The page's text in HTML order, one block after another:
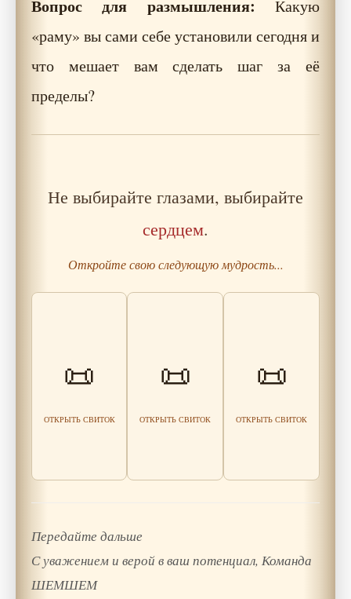
Вопрос для размышления: Какую
«раму» вы сами себе установили сегодня и
что мешает вам сделать шаг за её
пределы?
Не выбирайте глазами, выбирайте
сердцем.
Откройте свою следующую мудрость...
📜
ОТКРЫТЬ СВИТОК
перестать жить
прошлым? 📜
ОТКРЫТЬ СВИТОК
услышать
тишину внутри
Читать
📜
ОТКРЫТЬ СВИТОК
силы, а не
трусости
Передайте дальше
С уважением и верой в ваш потенциал, Команда
ШЕМШЕМ